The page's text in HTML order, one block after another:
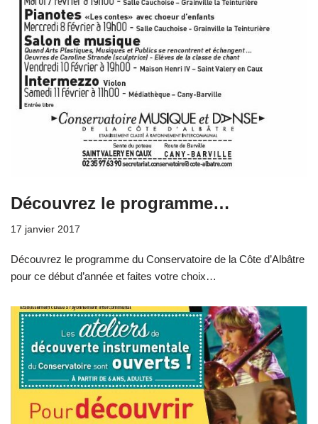
Découvrez le programme…
17 janvier 2017
Découvrez le programme du Conservatoire de la Côte d’Albâtre
pour ce début d’année et faites votre choix…